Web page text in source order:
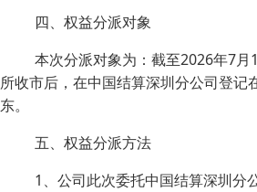
四、权益分派对象
本次分派对象为：截至2026年7月
所收市后，在中国结算深圳分公司登记
东。
五、权益分派方法
1、公司此次委托中国结算深圳分